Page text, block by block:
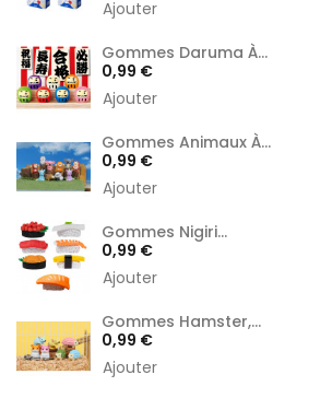
Ajouter
Gommes Daruma À...
Prix
0,99 €
Ajouter
Gommes Animaux À...
Prix
0,99 €
Ajouter
Gommes Nigiri...
Prix
0,99 €
Ajouter
Gommes Hamster,...
Prix
0,99 €
Ajouter